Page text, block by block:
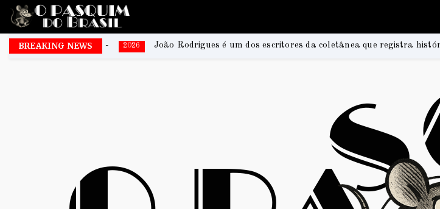
BREAKING NEWS
2026 João Rodrigues é um dos escritores da coletânea que registra histórias e memórias do Guará